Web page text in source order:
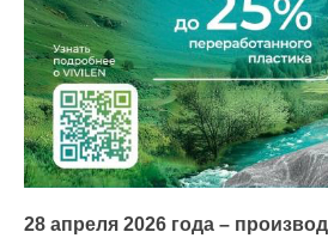
28 апреля 2026 года –